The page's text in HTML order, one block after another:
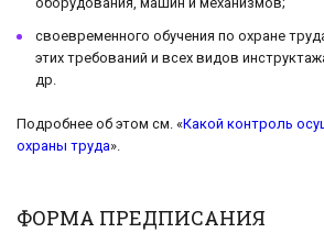
своевременного обучения по охране
этих требований и всех видов
др.
Подробнее об этом см. «Какой контроль
охраны труда».
ФОРМА ПРЕДПИСАНИЯ